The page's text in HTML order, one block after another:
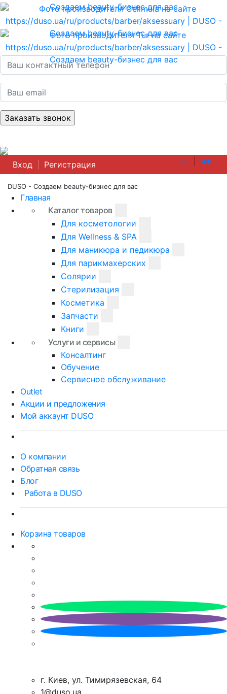
РУС УКР
Вход Регистрация
DUSO - Создаем beauty-бизнес для вас
Главная
Каталог товаров
Для косметологии
Для Wellness & SPA
Для маникюра и педикюра
Для парикмахерских
Солярии
Стерилизация
Косметика
Запчасти
Книги
Услуги и сервисы
Консалтинг
Обучение
Сервисное обслуживание
Outlet
Акции и предложения
Мой аккаунт DUSO
О компании
Обратная связь
Блог
Работа в DUSO
Корзина товаров
г. Киев, ул. Тимирязевская, 64
1@duso.ua